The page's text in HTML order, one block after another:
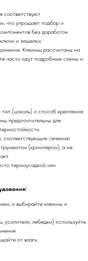
соответствуют
что упрощает подбор и
без доработок.
и защелки,
Клеммы рассчитаны на
часто идут подробные схемы и
(цоколь) и способ крепления
предпочтительны для
соответствующие сечению
(кримпером), а не
термоусадкой или
и выбирайте клеммы и
лебедки) используйте
от влаги.